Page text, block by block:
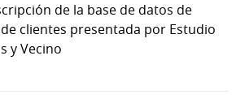
de la base de datos de
clientes presentada por Estudio
y Vecino